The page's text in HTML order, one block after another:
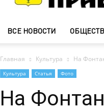
ВСЕ НОВОСТИ
Главная Культура На
Культура Статья Фото
На